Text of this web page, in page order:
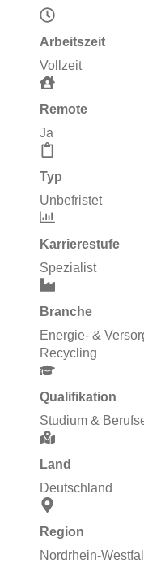
Arbeitszeit
Vollzeit
Remote
Ja
Typ
Unbefristet
Karrierestufe
Spezialist
Branche
Energie- &
Recycling
Qualifikation
Studium &
Land
Deutschland
Region
Nordrhein-